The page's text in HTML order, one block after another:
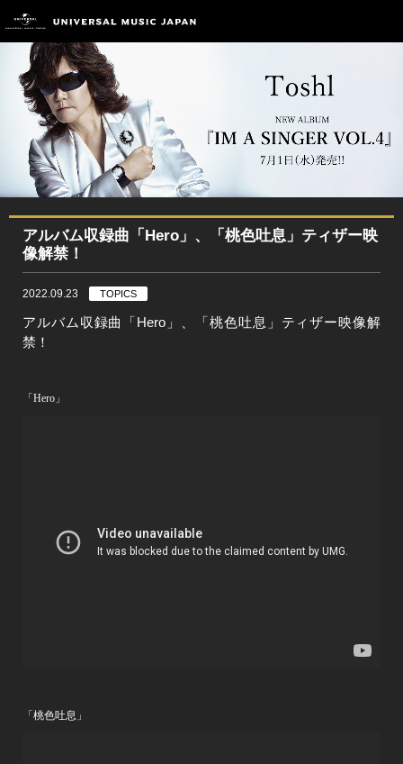
アルバム収録曲「Hero」、「桃色吐息」ティザー映
像解禁！
2022.09.23 TOPICS
アルバム収録曲「 Hero 」、「桃色吐息」ティザー映像解
禁！
「Hero 」
「桃色吐息」